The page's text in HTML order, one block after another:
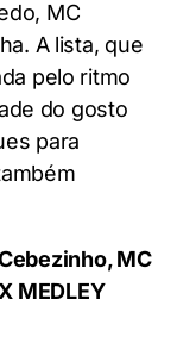
MC
A lista, que
pelo ritmo
do gosto
para
MC
MEDLEY